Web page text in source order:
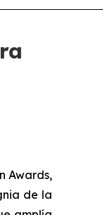
Awards,
de la